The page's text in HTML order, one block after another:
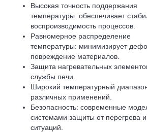
Высокая точность поддержания
температуры: обеспечивает
воспроизводимость процессов.
Равномерное распределение
температуры: минимизирует
повреждение материалов.
Защита нагревательных
службы печи.
Широкий температурный
различных применений.
Безопасность: современные
системами защиты от перегрева
ситуаций.